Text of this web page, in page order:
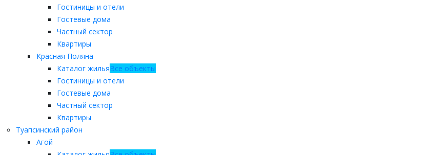
Гостиницы и отели
Гостевые дома
Частный сектор
Квартиры
Красная Поляна
Каталог жильяВсе объекты
Гостиницы и отели
Гостевые дома
Частный сектор
Квартиры
Туапсинский район
Агой